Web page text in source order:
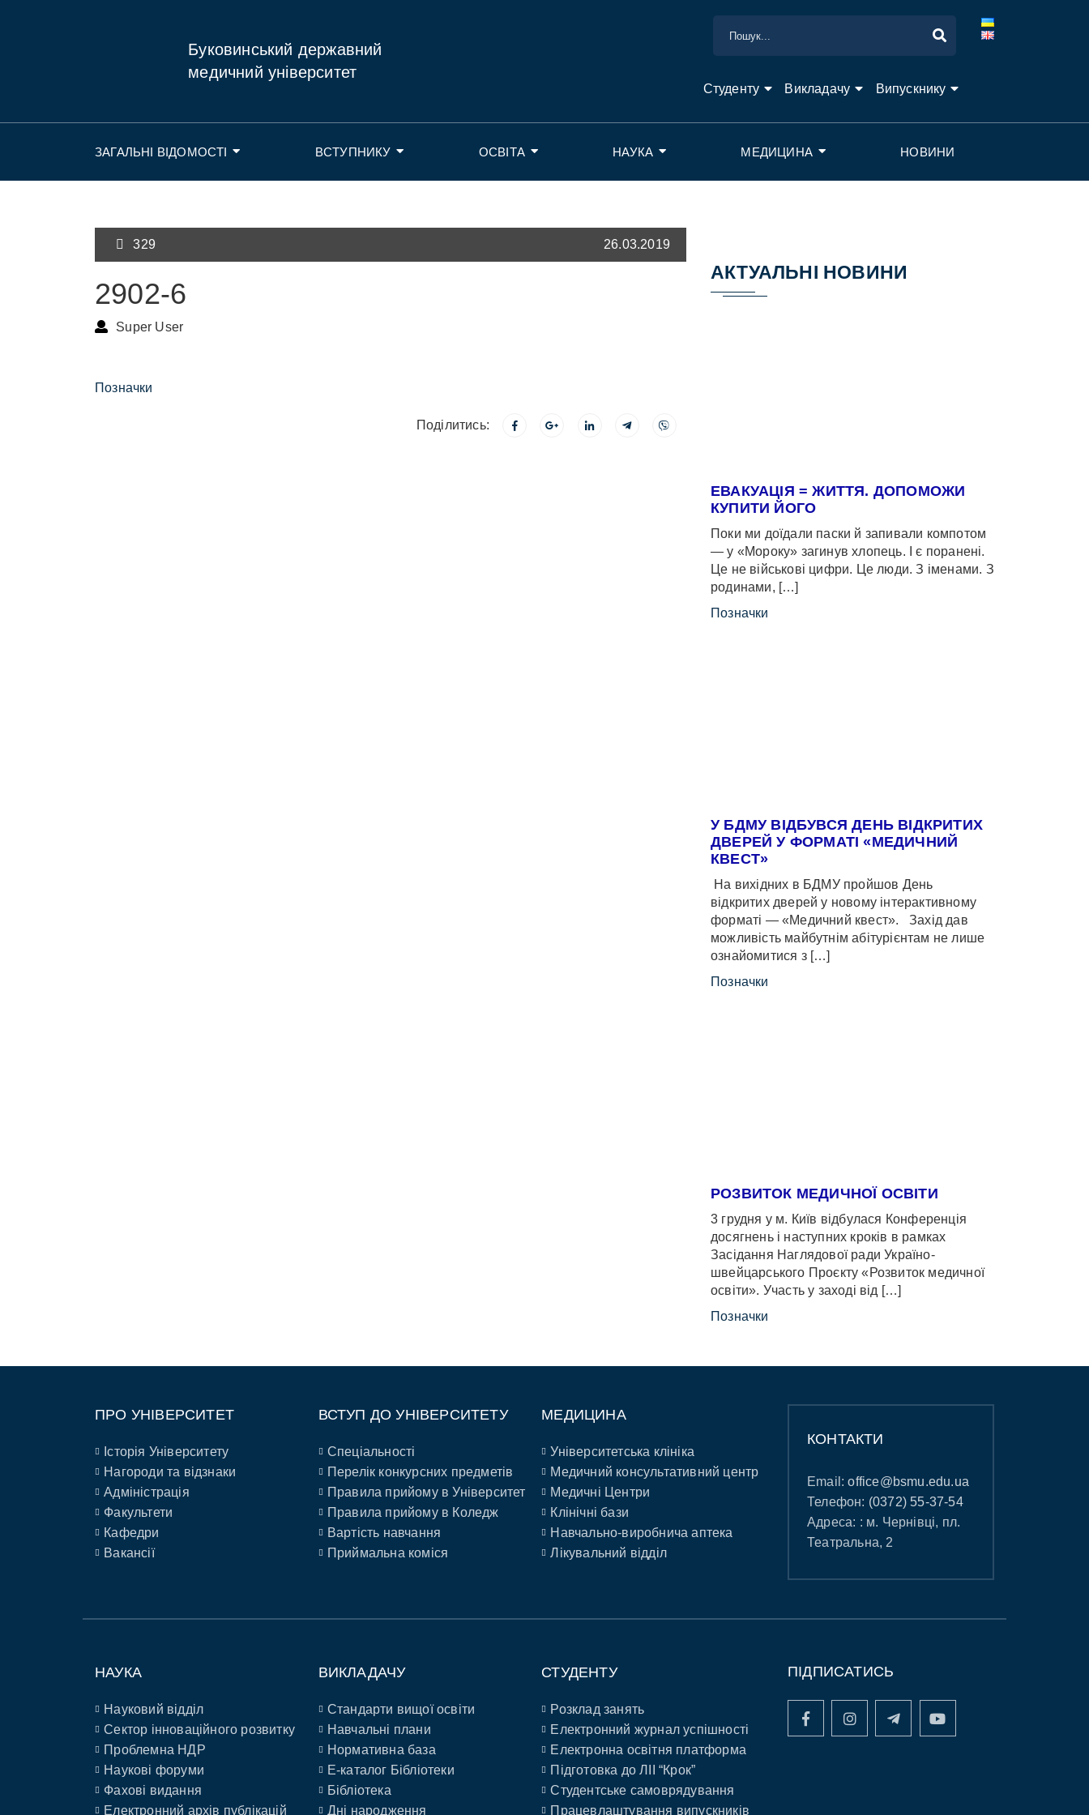
Буковинський державний
медичний університет
Студенту Викладачу Випускнику
ЗАГАЛЬНІ ВІДОМОСТІ ВСТУПНИКУ ОСВІТА НАУКА МЕДИЦИНА НОВИНИ
329 26.03.2019
2902-6
Super User
Позначки
Поділитись:
АКТУАЛЬНІ НОВИНИ
ЕВАКУАЦІЯ = ЖИТТЯ. ДОПОМОЖИ
КУПИТИ ЙОГО
Поки ми доїдали паски й запивали компотом
— у «Мороку» загинув хлопець. І є поранені.
Це не військові цифри. Це люди. З іменами. З
родинами, […]
Позначки
У БДМУ ВІДБУВСЯ ДЕНЬ ВІДКРИТИХ
ДВЕРЕЙ У ФОРМАТІ «МЕДИЧНИЙ
КВЕСТ»
На вихідних в БДМУ пройшов День
відкритих дверей у новому інтерактивному
форматі — «Медичний квест». Захід дав
можливість майбутнім абітурієнтам не лише
ознайомитися з […]
Позначки
РОЗВИТОК МЕДИЧНОЇ ОСВІТИ
3 грудня у м. Київ відбулася Конференція
досягнень і наступних кроків в рамках
Засідання Наглядової ради Україно-
швейцарського Проєкту «Розвиток медичної
освіти». Участь у заході від […]
Позначки
ПРО УНІВЕРСИТЕТ
Історія Університету
Нагороди та відзнаки
Адміністрація
Факультети
Кафедри
Вакансії
ВСТУП ДО УНІВЕРСИТЕТУ
Спеціальності
Перелік конкурсних предметів
Правила прийому в Університет
Правила прийому в Коледж
Вартість навчання
Приймальна коміся
МЕДИЦИНА
Університетська клініка
Медичний консультативний центр
Медичні Центри
Клінічні бази
Навчально-виробнича аптека
Лікувальний відділ
КОНТАКТИ
Email:office@bsmu.edu.ua
Телефон: (0372) 55-37-54
Адреса: : м. Чернівці, пл.
Театральна, 2
НАУКА
Науковий відділ
Сектор інноваційного розвитку
Проблемна НДР
Наукові форуми
Фахові видання
Електронний архів публікацій
ВИКЛАДАЧУ
Стандарти вищої освіти
Навчальні плани
Нормативна база
E-каталог Бібліотеки
Бібліотека
Дні народження
СТУДЕНТУ
Розклад занять
Електронний журнал успішності
Електронна освітня платформа
Підготовка до ЛІІ “Крок”
Студентське самоврядування
Працевлаштування випускників
ПІДПИСАТИСЬ